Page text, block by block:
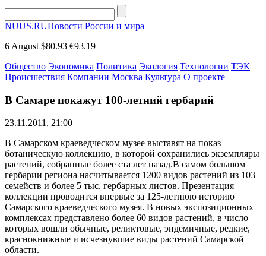
NUUS.RUНовости России и мира
6 August $80.93 €93.19
Общество Экономика Политика Экология Технологии ТЭК
Происшествия Компании Москва Культура О проекте
В Самаре покажут 100-летний гербарий
23.11.2011, 21:00
В Самарском краеведческом музее выставят на показ
ботаническую коллекцию, в которой сохранились экземпляры
растений, собранные более ста лет назад.В самом большом
гербарии региона насчитывается 1200 видов растений из 103
семейств и более 5 тыс. гербарных листов. Презентация
коллекции проводится впервые за 125-летнюю историю
Самарского краеведческого музея. В новых экспозиционных
комплексах представлено более 60 видов растений, в число
которых вошли обычные, реликтовые, эндемичные, редкие,
краснокнижные и исчезнувшие виды растений Самарской
области.